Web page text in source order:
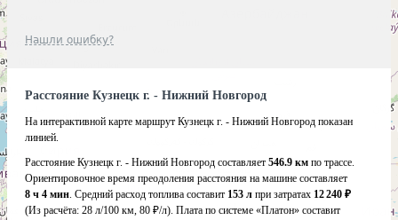
Нашли ошибку?
Расстояние Кузнецк г. - Нижний Новгород
На интерактивной карте маршрут Кузнецк г. - Нижний Новгород показан
линией.
Расстояние Кузнецк г. - Нижний Новгород составляет 546.9 км по трассе.
Ориентировочное время преодоления расстояния на машине составляет
8 ч 4 мин. Средний расход топлива составит 153 л при затратах 12 240 ₽
(Из расчёта: 28 л/100 км, 80 ₽/л). Плата по системе «Платон» составит